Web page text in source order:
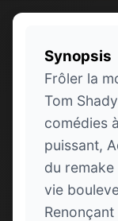
Synopsis
Frôler la
Tom
comédies
puissant,
du remake
vie